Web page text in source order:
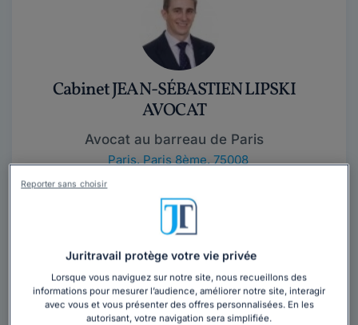
Cabinet JEAN-SÉBASTIEN LIPSKI
AVOCAT
Avocat au barreau de Paris
Paris,Paris 8ème, 75008
Docteur en droit, Me. Jean-Sébastien LIPSKI est un
avocat qui pratique exclusivement le droit social dans
tous ses aspects, en conseil comme en...Lire la suite
Juritravail protège votre vie privée
Lorsque vous naviguez sur notre site, nous recueillons des
informations pour mesurer l’audience, améliorer notre site, interagir
avec vous et vous présenter des offres personnalisées. En les
autorisant, votre navigation sera simplifiée.
Reporter sans choisir